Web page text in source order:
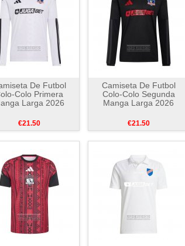
De Futbol
Colo Primera
Larga 2026
€21.50
Camiseta De Futbol
Colo-Colo Segunda
Manga Larga 2026
€21.50